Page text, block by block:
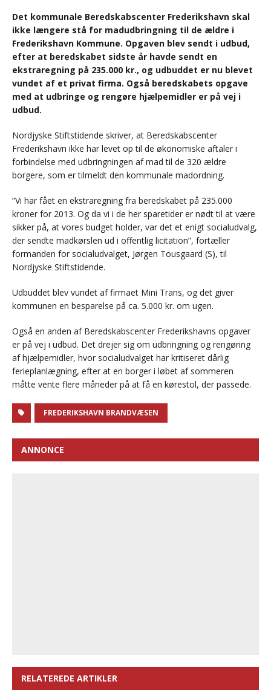
Det kommunale Beredskabscenter Frederikshavn skal
ikke længere stå for madudbringning til de ældre i
Frederikshavn Kommune. Opgaven blev sendt i udbud,
efter at beredskabet sidste år havde sendt en
ekstraregning på 235.000 kr., og udbuddet er nu blevet
vundet af et privat firma. Også beredskabets opgave
med at udbringe og rengøre hjælpemidler er på vej i
udbud.
Nordjyske Stiftstidende skriver, at Beredskabscenter
Frederikshavn ikke har levet op til de økonomiske aftaler i
forbindelse med udbringningen af mad til de 320 ældre
borgere, som er tilmeldt den kommunale madordning.
”Vi har fået en ekstraregning fra beredskabet på 235.000
kroner for 2013. Og da vi i de her sparetider er nødt til at være
sikker på, at vores budget holder, var det et enigt socialudvalg,
der sendte madkørslen ud i offentlig licitation”, fortæller
formanden for socialudvalget, Jørgen Tousgaard (S), til
Nordjyske Stiftstidende.
Udbuddet blev vundet af firmaet Mini Trans, og det giver
kommunen en besparelse på ca. 5.000 kr. om ugen.
Også en anden af Beredskabscenter Frederikshavns opgaver
er på vej i udbud. Det drejer sig om udbringning og rengøring
af hjælpemidler, hvor socialudvalget har kritiseret dårlig
ferieplanlægning, efter at en borger i løbet af sommeren
måtte vente flere måneder på at få en kørestol, der passede.
FREDERIKSHAVN BRANDVÆSEN
ANNONCE
RELATEREDE ARTIKLER